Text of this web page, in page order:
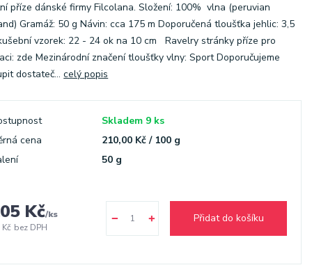
příze dánské firmy Filcolana. Složení: 100% vlna (peruvian
Gramáž: 50 g Návin: cca 175 m Doporučená tloušťka jehlic: 3,5
vzorek: 22 - 24 ok na 10 cm Ravelry stránky příze pro
zde Mezinárodní značení tloušťky vlny: Sport Doporučujeme
dostateč...celý popis
Skladem 9 ks
cena
210,00 Kč / 100 g
50 g
Kč/ks
bez DPH
Přidat do košíku